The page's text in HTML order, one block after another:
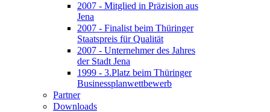
2007 - Mitglied in Präzision aus
Jena
2007 - Finalist beim Thüringer
Staatspreis für Qualität
2007 - Unternehmer des Jahres
der Stadt Jena
1999 - 3.Platz beim Thüringer
Businessplanwettbewerb
Partner
Downloads